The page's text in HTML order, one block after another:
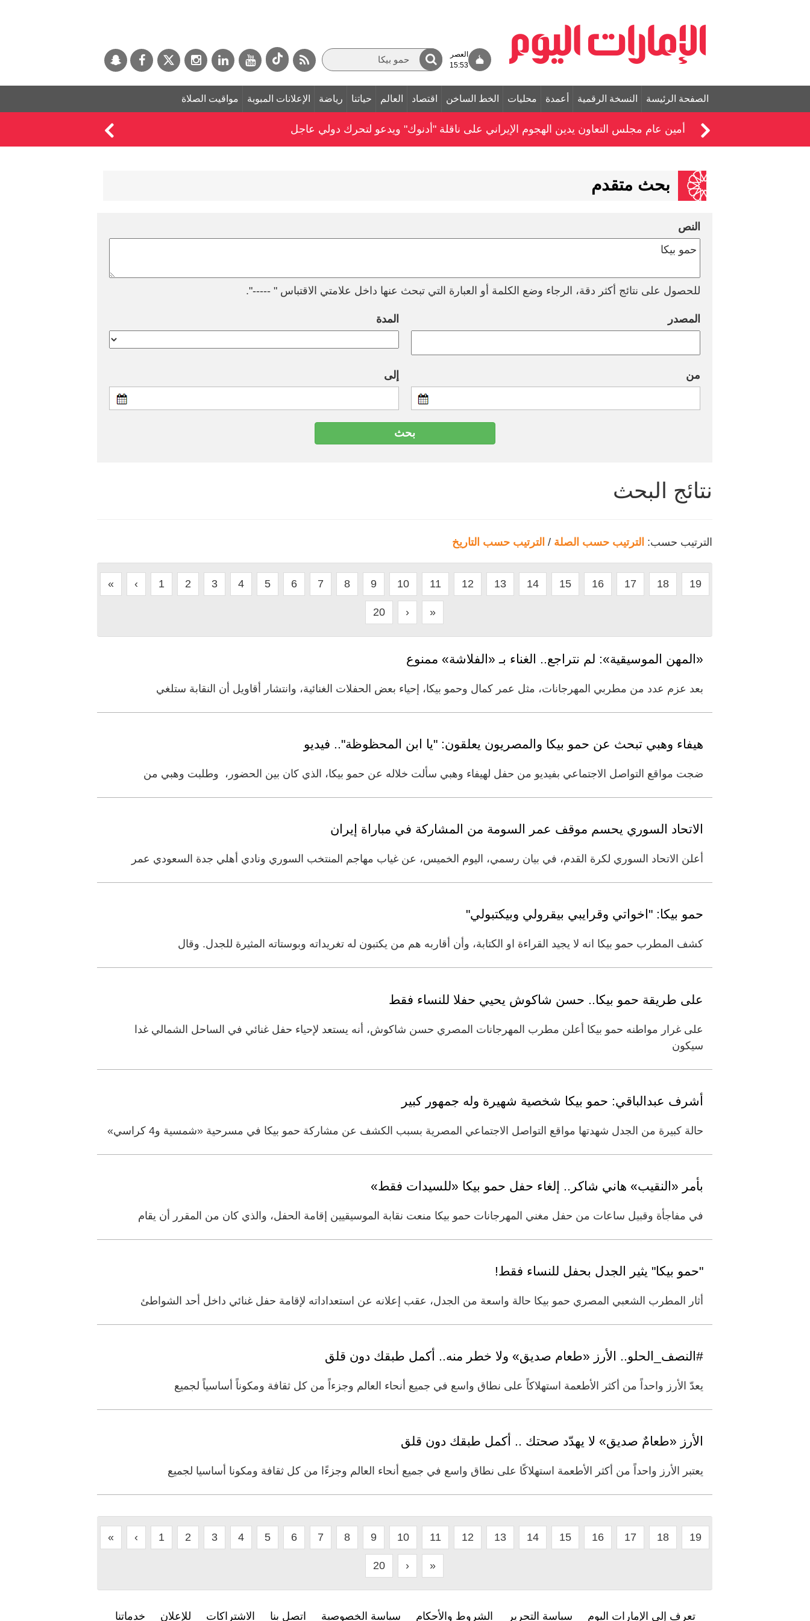
العصر
15:53
الصفحة الرئيسة النسخة الرقمية أعمدة محليات الخط الساخن اقتصاد العالم حياتنا رياضة الإعلانات المبوبة مواقيت الصلاة
أمين عام مجلس التعاون يدين الهجوم الإيراني على ناقلة "أدنوك" ويدعو لتحرك دولي عاجل
بحث متقدم
النص
للحصول على نتائج أكثر دقة، الرجاء وضع الكلمة أو العبارة التي تبحث عنها داخل علامتي الاقتباس " -----".
المصدر المدة
من إلى
نتائج البحث
الترتيب حسب: الترتيب حسب الصلة / الترتيب حسب التاريخ
« ‹ 1 2 3 4 5 6 7 8 9 10 11 12 13 14 15 16 17 18 19
20 › »
«المهن الموسيقية»: لم نتراجع.. الغناء بـ «الفلاشة» ممنوع
بعد عزم عدد من مطربي المهرجانات، مثل عمر كمال وحمو بيكا، إحياء بعض الحفلات الغنائية، وانتشار أقاويل أن النقابة ستلغي
هيفاء وهبي تبحث عن حمو بيكا والمصريون يعلقون: "يا ابن المحظوظة".. فيديو
ضجت مواقع التواصل الاجتماعي بفيديو من حفل لهيفاء وهبي سألت خلاله عن حمو بيكا، الذي كان بين الحضور، وطلبت وهبي من
الاتحاد السوري يحسم موقف عمر السومة من المشاركة في مباراة إيران
أعلن الاتحاد السوري لكرة القدم، في بيان رسمي، اليوم الخميس، عن غياب مهاجم المنتخب السوري ونادي أهلي جدة السعودي عمر
حمو بيكا: "اخواتي وقرايبي بيقرولي وبيكتبولي"
كشف المطرب حمو بيكا انه لا يجيد القراءة او الكتابة، وأن أقاربه هم من يكتبون له تغريداته وبوستاته المثيرة للجدل. وقال
على طريقة حمو بيكا.. حسن شاكوش يحيي حفلا للنساء فقط
على غرار مواطنه حمو بيكا أعلن مطرب المهرجانات المصري حسن شاكوش، أنه يستعد لإحياء حفل غنائي في الساحل الشمالي غدا
سيكون
أشرف عبدالباقي: حمو بيكا شخصية شهيرة وله جمهور كبير
حالة كبيرة من الجدل شهدتها مواقع التواصل الاجتماعي المصرية بسبب الكشف عن مشاركة حمو بيكا في مسرحية «شمسية و4 كراسي»
بأمر «النقيب» هاني شاكر.. إلغاء حفل حمو بيكا «للسيدات فقط»
في مفاجأة وقبيل ساعات من حفل مغني المهرجانات حمو بيكا منعت نقابة الموسيقيين إقامة الحفل، والذي كان من المقرر أن يقام
"حمو بيكا" يثير الجدل بحفل للنساء فقط!
أثار المطرب الشعبي المصري حمو بيكا حالة واسعة من الجدل، عقب إعلانه عن استعداداته لإقامة حفل غنائي داخل أحد الشواطئ
#النصف_الحلو.. الأرز «طعام صديق» ولا خطر منه.. أكمل طبقك دون قلق
يعدّ الأرز واحداً من أكثر الأطعمة استهلاكاً على نطاق واسع في جميع أنحاء العالم وجزءاً من كل ثقافة ومكوناً أساسياً لجميع
الأرز «طعامٌ صديق» لا يهدّد صحتك .. أكمل طبقك دون قلق
يعتبر الأرز واحداً من أكثر الأطعمة استهلاكًا على نطاق واسع في جميع أنحاء العالم وجزءًا من كل ثقافة ومكونا أساسيا لجميع
« ‹ 1 2 3 4 5 6 7 8 9 10 11 12 13 14 15 16 17 18 19
20 › »
تعرف إلى الإمارات اليوم سياسة التحرير الشروط والأحكام سياسة الخصوصية اتصل بنا الاشتراكات للإعلان خدماتنا